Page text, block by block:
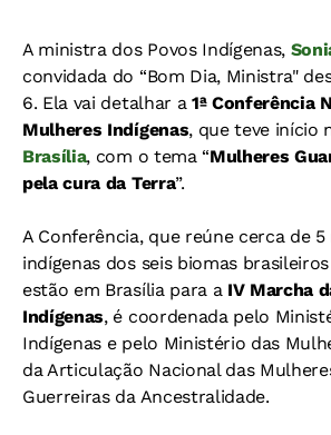
A ministra dos Povos Indígenas,
convidada do “Bom Dia, Ministra"
6. Ela vai detalhar a 1ª Conferência
Mulheres Indígenas, que teve início
Brasília, com o tema “Mulheres
pela cura da Terra”.
A Conferência, que reúne cerca de
indígenas dos seis biomas
estão em Brasília para a IV Marcha
Indígenas, é coordenada pelo
Indígenas e pelo Ministério das
da Articulação Nacional das
Guerreiras da Ancestralidade.